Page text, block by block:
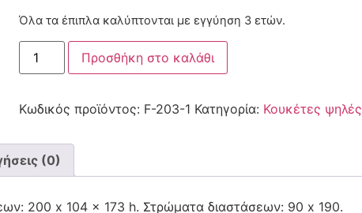
Όλα τα έπιπλα καλύπτονται με εγγύηση 3 ετών.
Προσθήκη στο καλάθι
Κωδικός προϊόντος: F-203-1 Κατηγορία: Κουκέτες ψηλές
(0)
200 x 104 x 173 h. Στρώματα διαστάσεων: 90 x 190.